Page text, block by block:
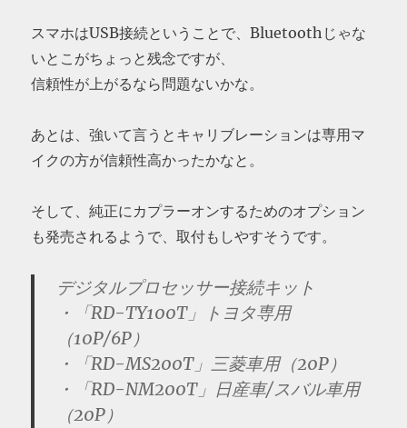
スマホはUSB接続ということで、Bluetoothじゃな
いとこがちょっと残念ですが、
信頼性が上がるなら問題ないかな。
あとは、強いて言うとキャリブレーションは専用マ
イクの方が信頼性高かったかなと。
そして、純正にカプラーオンするためのオプション
も発売されるようで、取付もしやすそうです。
デジタルプロセッサー接続キット
・「RD-TY100T」トヨタ専用
（10P/6P）
・「RD-MS200T」三菱車用（20P）
・「RD-NM200T」日産車/スバル車用
（20P）